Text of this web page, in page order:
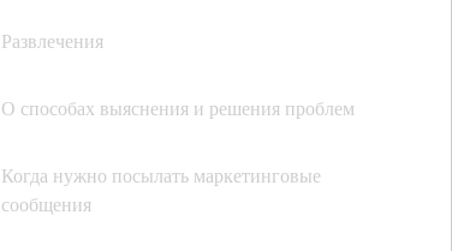
Развлечения
О способах выяснения и решения проблем
Когда нужно посылать маркетинговые
сообщения